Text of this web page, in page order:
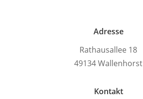
Adresse
Rathausallee 18
49134 Wallenhorst
Kontakt